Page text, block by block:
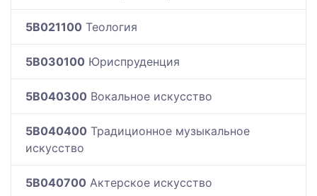
5B021100 Теология
5B030100 Юриспруденция
5B040300 Вокальное искусство
5B040400 Традиционное музыкальное
искусство
5B040700 Актерское искусство